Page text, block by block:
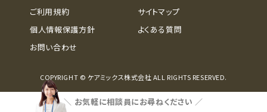
＼ お気軽に相談員にお尋ねください ／
ご利用規約
個人情報保護方針
お問い合わせ
サイトマップ
よくある質問
COPYRIGHT © ケアミックス株式会社 ALL RIGHTS RESERVED.